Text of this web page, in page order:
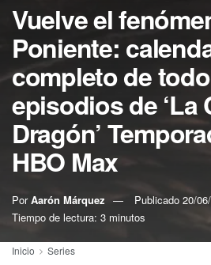
Vuelve el
Poniente:
completo de
episodios de ‘La
Dragón’
HBO Max
Por Aarón Márquez Publicado 20/
Tiempo de lectura: 3 minutos
Inicio Series